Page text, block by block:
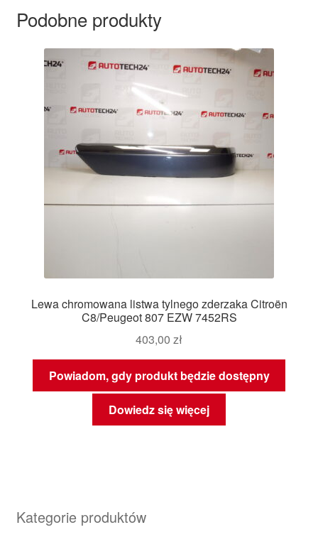
Podobne produkty
Lewa chromowana listwa tylnego zderzaka Citroën
C8/Peugeot 807 EZW 7452RS
403,00 zł
Powiadom, gdy produkt będzie dostępny
Dowiedz się więcej
Kategorie produktów